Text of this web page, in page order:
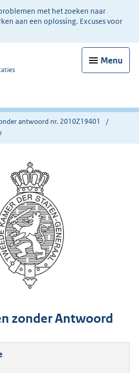
met het zoeken naar
aan een oplossing. Excuses voor
Menu
antwoord nr. 2010Z19401
zonder Antwoord